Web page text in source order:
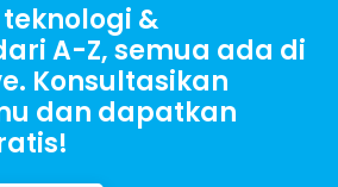
&
A-Z, semua ada di
Konsultasikan
dan dapatkan